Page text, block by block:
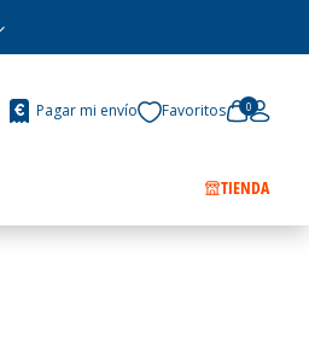
Pagar mi envío Favoritos 0
TIENDA